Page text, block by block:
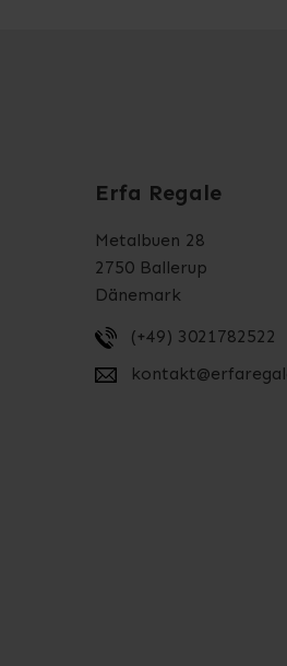
Erfa Regale
Metalbuen 28
2750 Ballerup
Dänemark
(+49) 3021782522